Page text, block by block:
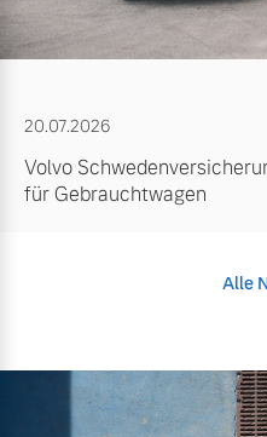
20.07.2026
Volvo
für Gebrauchtwagen
Alle